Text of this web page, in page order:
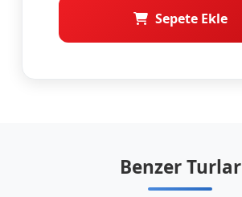
Sepete Ekle
Benzer Turlar